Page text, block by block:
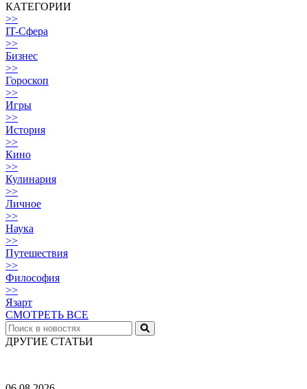
КАТЕГОРИИ
>>
IT-Сфера
>>
Бизнес
>>
Гороскоп
>>
Игры
>>
История
>>
Кино
>>
Кулинария
>>
Личное
>>
Наука
>>
Путешествия
>>
Философия
>>
Язарт
СМОТРЕТЬ ВСЕ
ДРУГИЕ СТАТЬИ